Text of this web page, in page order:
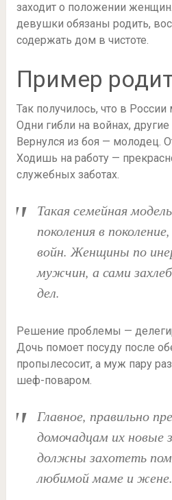
заходит о положении
девушки обязаны родить,
содержать дом в чистоте.
Пример
Так получилось, что в России
Одни гибли на войнах, другие
Вернулся из боя — молодец.
Ходишь на работу —
служебных заботах.
Такая семейная
поколения в
войн. Женщины по
мужчин, а сами
дел.
Решение проблемы —
Дочь помоет посуду после
пропылесосит, а муж пару
шеф-поваром.
Главное, правильно
домочадцам их новые
должны захотеть
любимой маме и жене.